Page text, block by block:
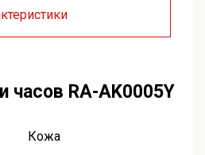
часов RA-AK0005Y
Кожа